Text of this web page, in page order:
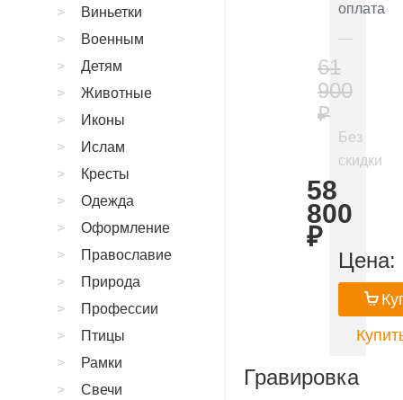
оплата
61
900
₽
Без
скидки
58
800
₽
Цена:
Гравировка
Виньетки
Военным
Детям
Животные
Иконы
Ислам
Кресты
Одежда
Оформление
Православие
Природа
Профессии
Птицы
Рамки
Свечи